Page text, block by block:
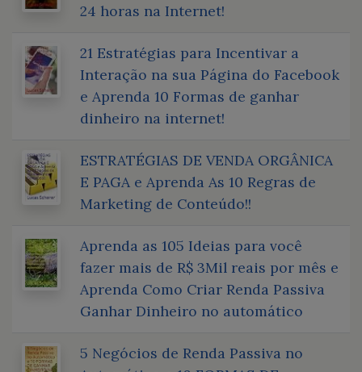
24 horas na Internet!
21 Estratégias para Incentivar a
Interação na sua Página do Facebook
e Aprenda 10 Formas de ganhar
dinheiro na internet!
ESTRATÉGIAS DE VENDA ORGÂNICA
E PAGA e Aprenda As 10 Regras de
Marketing de Conteúdo!!
Aprenda as 105 Ideias para você
fazer mais de R$ 3Mil reais por mês e
Aprenda Como Criar Renda Passiva
Ganhar Dinheiro no automático
5 Negócios de Renda Passiva no